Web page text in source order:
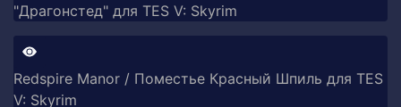
"Драгонстед" для TES V: Skyrim
Redspire Manor / Поместье Красный Шпиль для TES
V: Skyrim